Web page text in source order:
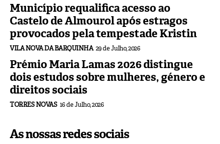
Município requalifica acesso ao
Castelo de Almourol após estragos
provocados pela tempestade Kristin
VILA NOVA DA BARQUINHA 29 de Julho, 2026
Prémio Maria Lamas 2026 distingue
dois estudos sobre mulheres, género e
direitos sociais
TORRES NOVAS 16 de Julho, 2026
As nossas redes sociais